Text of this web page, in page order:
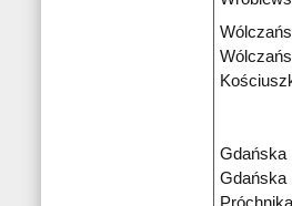
Gdańska
Gdańska